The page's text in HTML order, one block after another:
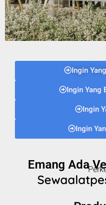
Ingin
Ingin Yang
Ingin
Ingin
Emang Ada